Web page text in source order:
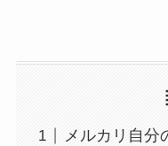
メルカリ自分